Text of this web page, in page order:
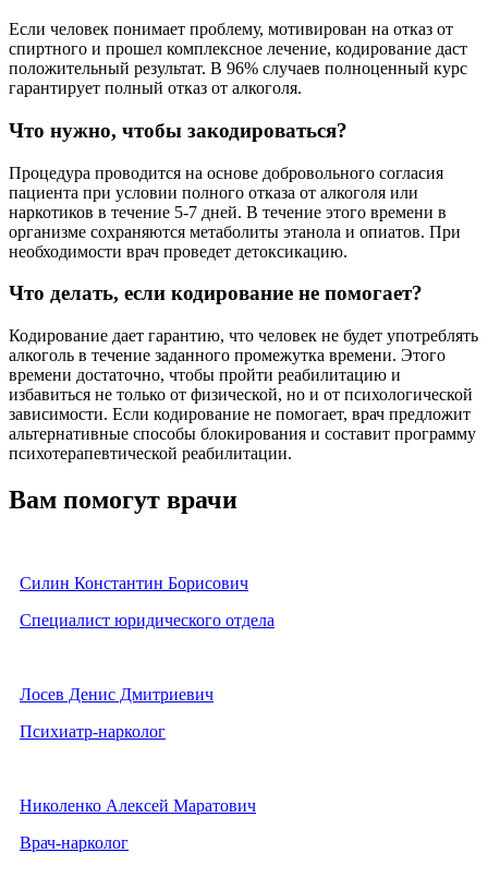
Если человек понимает проблему, мотивирован на отказ от
спиртного и прошел комплексное лечение, кодирование даст
положительный результат. В 96% случаев полноценный курс
гарантирует полный отказ от алкоголя.
Что нужно, чтобы закодироваться?
Процедура проводится на основе добровольного согласия
пациента при условии полного отказа от алкоголя или
наркотиков в течение 5-7 дней. В течение этого времени в
организме сохраняются метаболиты этанола и опиатов. При
необходимости врач проведет детоксикацию.
Что делать, если кодирование не помогает?
Кодирование дает гарантию, что человек не будет употреблять
алкоголь в течение заданного промежутка времени. Этого
времени достаточно, чтобы пройти реабилитацию и
избавиться не только от физической, но и от психологической
зависимости. Если кодирование не помогает, врач предложит
альтернативные способы блокирования и составит программу
психотерапевтической реабилитации.
Вам помогут врачи
Силин Константин Борисович
Специалист юридического отдела
Лосев Денис Дмитриевич
Психиатр-нарколог
Николенко Алексей Маратович
Врач-нарколог